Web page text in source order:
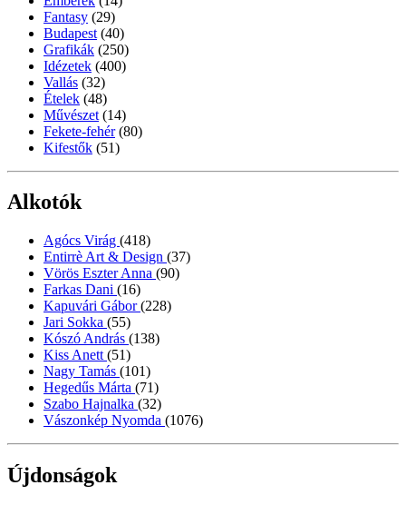
Fantasy (29)
Budapest (40)
Grafikák (250)
Idézetek (400)
Vallás (32)
Ételek (48)
Művészet (14)
Fekete-fehér (80)
Kifestők (51)
Alkotók
Agócs Virág (418)
Entirrè Art & Design (37)
Vörös Eszter Anna (90)
Farkas Dani (16)
Kapuvári Gábor(228)
Jari Sokka (55)
Kószó András (138)
Kiss Anett (51)
Nagy Tamás (101)
Hegedűs Márta (71)
Szabo Hajnalka (32)
Vászonkép Nyomda (1076)
Újdonságok